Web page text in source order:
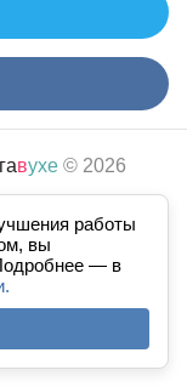
работы
вы
— в
вухе © 2026
книгу